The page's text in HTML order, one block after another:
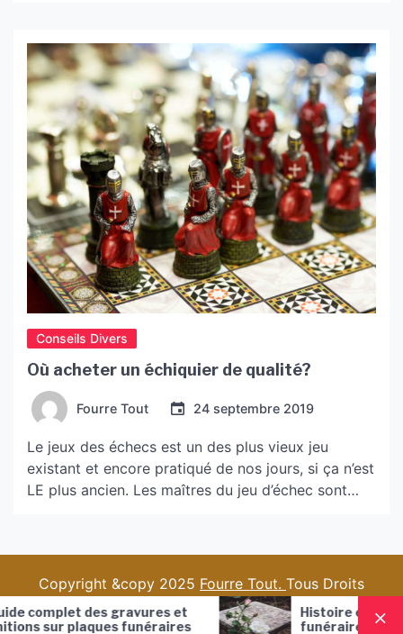
important au sein de la copropriété. En effet, le
conseil syndical est chargé d’assister le […]
Conseils Divers
Où acheter un échiquier de qualité?
Fourre Tout 24 septembre 2019
Le jeux des échecs est un des plus vieux jeu
existant et encore pratiqué de nos jours, si ça n’est
LE plus ancien. Les maîtres du jeu d’échec sont
le sport mental par excellence. Les échecs seraient
nés en Inde, se jouant toutefois […]
et
funéraires
Histoire et évolution des plaques
funéraires : de l’Antiquité à nos
Copyright &copy 2025 Fourre Tout. Tous Droits
Réservés.